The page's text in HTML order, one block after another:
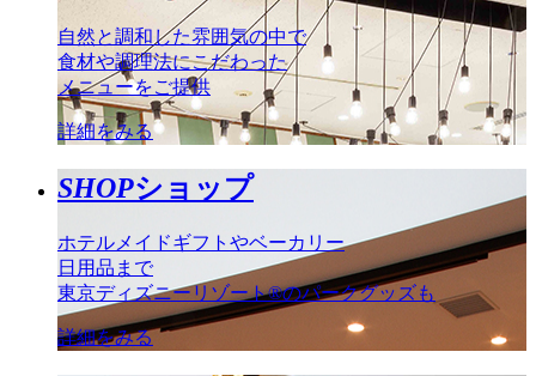
自然と調和した雰囲気の中で
食材や調理法にこだわった
メニューをご提供
詳細をみる
SHOPショップ
ホテルメイドギフトやベーカリー
日用品まで
東京ディズニーリゾート®のパークグッズも
詳細をみる